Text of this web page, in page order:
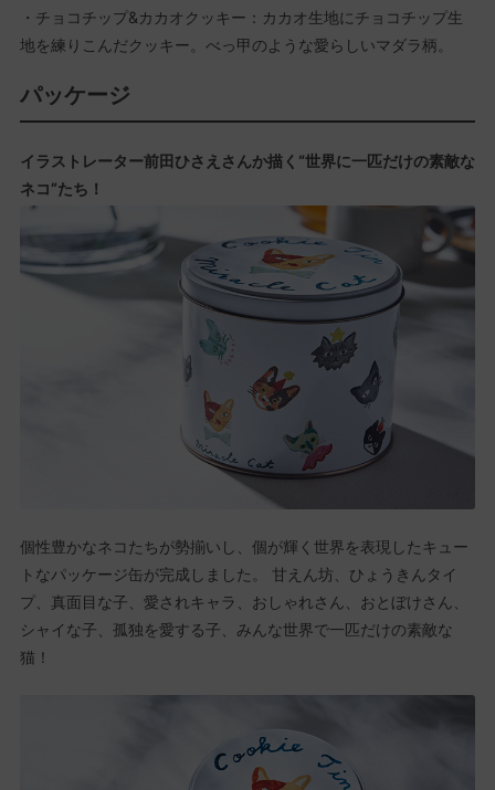
・チョコチップ&カカオクッキー：カカオ生地にチョコチップ生
地を練りこんだクッキー。べっ甲のような愛らしいマダラ柄。
パッケージ
イラストレーター前田ひさえさんか描く“世界に一匹だけの素敵な
ネコ”たち！
個性豊かなネコたちが勢揃いし、個が輝く世界を表現したキュー
トなパッケージ缶が完成しました。 甘えん坊、ひょうきんタイ
プ、真面目な子、愛されキャラ、おしゃれさん、おとぼけさん、
シャイな子、孤独を愛する子、みんな世界で一匹だけの素敵な
猫！